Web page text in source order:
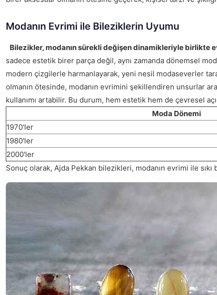
Modanın Evrimi ile Bileziklerin Uyumu
Bilezikler, modanın sürekli değişen dinamikleriyle birlikte
sadece estetik birer parça değil, aynı zamanda dönemsel
modern çizgilerle harmanlayarak, yeni nesil modaseverler
olmanın ötesinde, modanın evrimini şekillendiren unsurlar
kullanımı artabilir. Bu durum, hem estetik hem de çevresel
Moda Dönemi
1970'ler
1980'ler
2000'ler
Sonuç olarak, Ajda Pekkan bilezikleri, modanın evrimi ile